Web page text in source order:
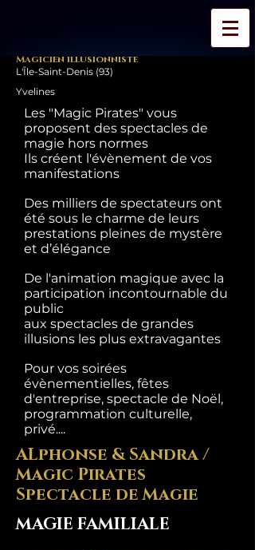
Magicien illusionniste
L'Île-Saint-Denis (93)
Yvelines
Les "Magic Pirates" vous
proposent des spectacles de
magie hors normes
Ils créent l'évènement de vos
manifestations
Des milliers de spectateurs ont
été sous le charme de leurs
prestations pleines de mystère
et d’élégance
De l'animation magique avec la
participation incontournable du
public
aux spectacles de grandes
illusions les plus extravagantes
Pour vos soirées
évènementielles, fêtes
d'entreprise, spectacle de Noël,
programmation culturelle,
privé....
ALphonse & Sandra /
Magic Pirates
Spectacle de Magie
MAGIE FAMILIALE